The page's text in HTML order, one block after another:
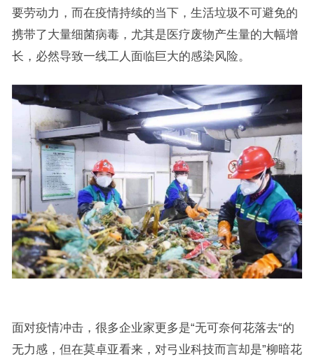
要劳动力，而在疫情持续的当下，生活垃圾不可避免的
携带了大量细菌病毒，尤其是医疗废物产生量的大幅增
长，必然导致一线工人面临巨大的感染风险。
面对疫情冲击，很多企业家更多是“无可奈何花落去“的
无力感，但在莫卓亚看来，对弓业科技而言却是”柳暗花